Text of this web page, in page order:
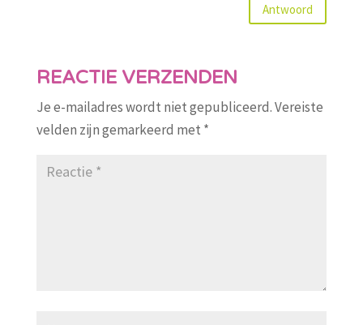
Antwoord
REACTIE VERZENDEN
Je e-mailadres wordt niet gepubliceerd.Vereiste
velden zijn gemarkeerd met *